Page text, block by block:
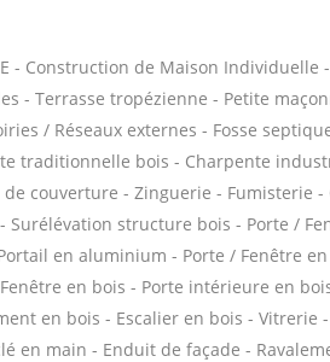
- Construction de Maison Individuelle
- Terrasse tropézienne - Petite
/ Réseaux externes - Fosse
traditionnelle bois - Charpente
couverture - Zinguerie - Fumisterie
Surélévation structure bois - Porte /
en aluminium - Porte / Fenêtre en
en bois - Porte intérieure en
en bois - Escalier en bois - Vitrerie
en main - Enduit de façade -